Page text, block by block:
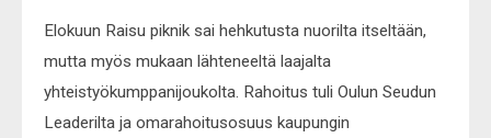
Elokuun Raisu piknik sai hehkutusta nuorilta itseltään,
mutta myös mukaan lähteneeltä laajalta
yhteistyökumppanijoukolta. Rahoitus tuli Oulun Seudun
Leaderilta ja omarahoitusosuus kaupungin